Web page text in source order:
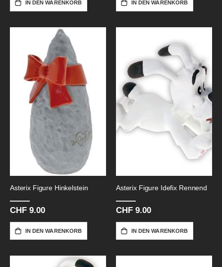
IN DEN WARENKORB IN DEN WARENKORB
Asterix Figure Hinkelstein
CHF 9.00
IN DEN WARENKORB
Asterix Figure Idefix Rennend
CHF 9.00
IN DEN WARENKORB